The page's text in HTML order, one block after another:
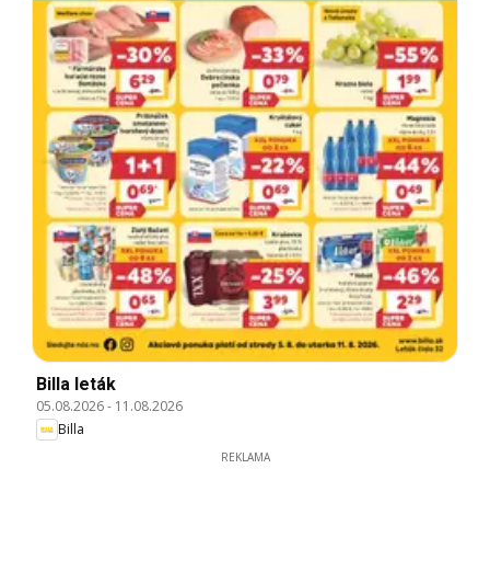
Billa leták
05.08.2026- 11.08.2026
Billa
REKLAMA